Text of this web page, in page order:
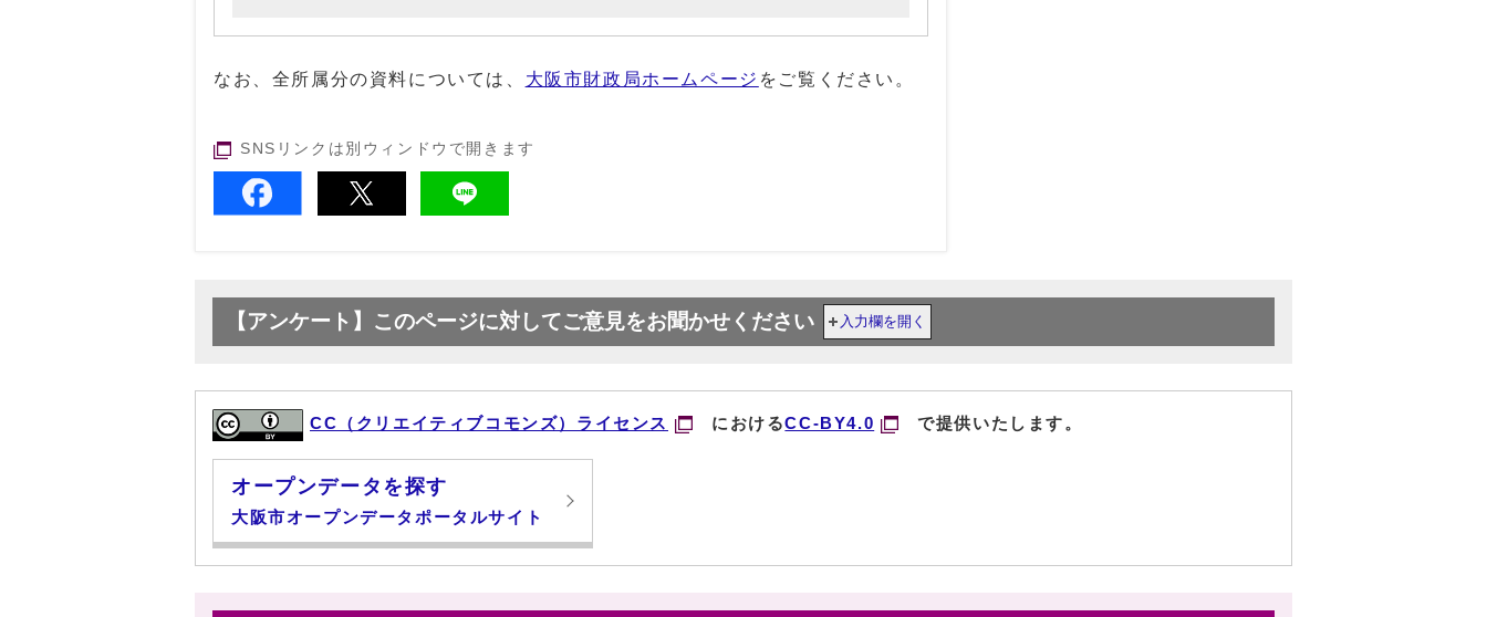
なお、全所属分の資料については、 大阪市財政局ホームページ をご覧ください。
SNSリンクは別ウィンドウで開きます
【アンケート】このページに対してご意見をお聞かせください 入力欄を開く
CC（クリエイティブコモンズ）ライセンス におけるCC-BY4.0 で提供いたします。
オープンデータを探す
大阪市オープンデータポータルサイト